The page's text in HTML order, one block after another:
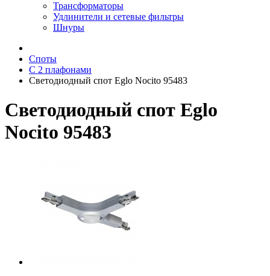
Трансформаторы
Удлинители и сетевые фильтры
Шнуры
Споты
С 2 плафонами
Светодиодный спот Eglo Nocito 95483
Светодиодный спот Eglo
Nocito 95483